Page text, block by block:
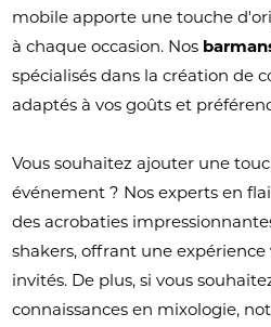
mobile apporte une touche
à chaque occasion. Nos
spécialisés dans la création de
adaptés à vos goûts et
Vous souhaitez ajouter une
événement ? Nos experts en
des acrobaties
shakers, offrant une
invités. De plus, si vous
connaissances en mixologie,